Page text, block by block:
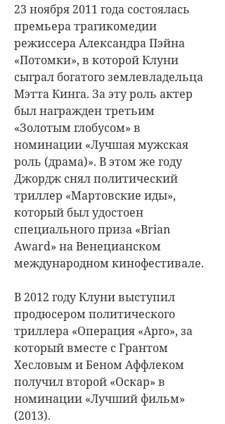
23 ноября 2011 года состоялась
премьера трагикомедии
режиссера Александра Пэйна
«Потомки», в которой Клуни
сыграл богатого землевладельца
Мэтта Кинга. За эту роль актер
был награжден третьим
«Золотым глобусом» в
номинации «Лучшая мужская
роль (драма)». В этом же году
Джордж снял политический
триллер «Мартовские иды»,
который был удостоен
специального приза «Brian
Award» на Венецианском
международном кинофестивале.
В 2012 году Клуни выступил
продюсером политического
триллера «Операция «Арго», за
который вместе с Грантом
Хесловым и Беном Аффлеком
получил второй «Оскар» в
номинации «Лучший фильм»
(2013).